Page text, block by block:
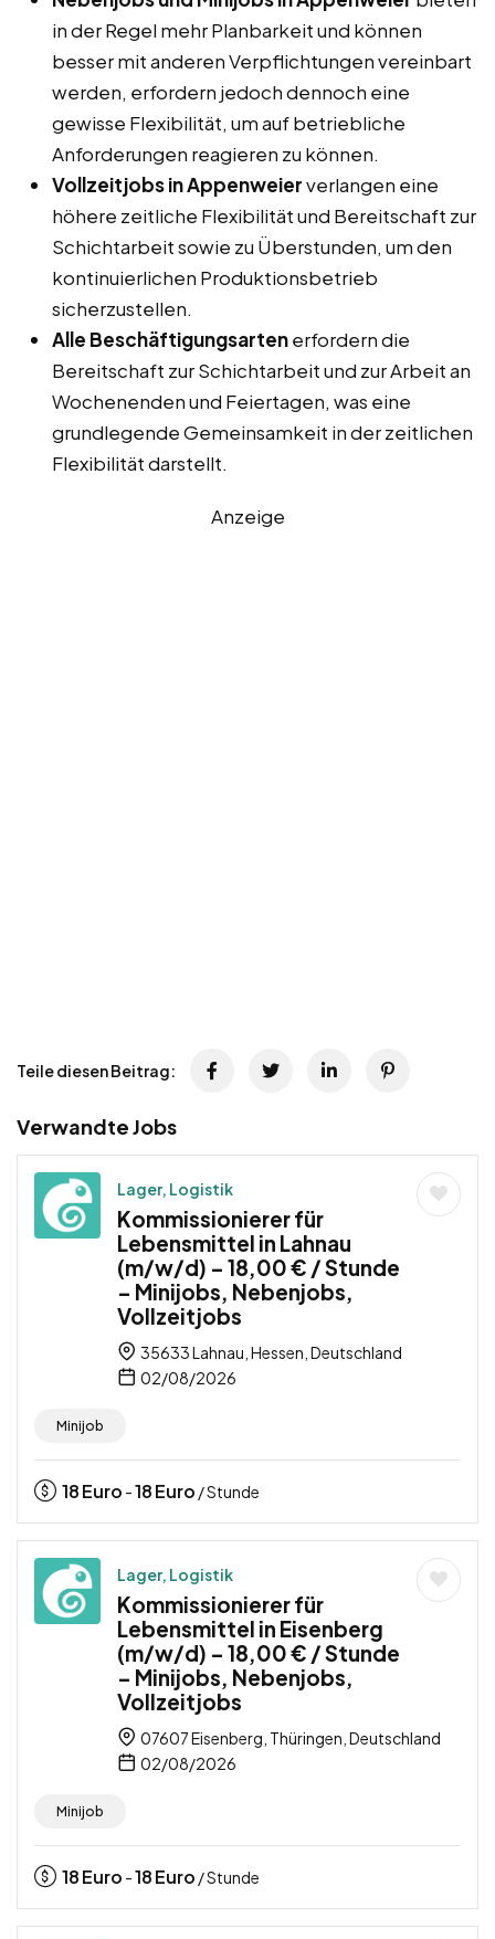
in der Regel mehr Planbarkeit und können
besser mit anderen Verpflichtungen vereinbart
werden, erfordern jedoch dennoch eine
gewisse Flexibilität, um auf betriebliche
Anforderungen reagieren zu können.
Vollzeitjobs in Appenweierverlangen eine
höhere zeitliche Flexibilität und Bereitschaft zur
Schichtarbeit sowie zu Überstunden, um den
kontinuierlichen Produktionsbetrieb
sicherzustellen.
Alle Beschäftigungsartenerfordern die
Bereitschaft zur Schichtarbeit und zur Arbeit an
Wochenenden und Feiertagen, was eine
grundlegende Gemeinsamkeit in der zeitlichen
Flexibilität darstellt.
Anzeige
Teile diesen Beitrag:
Verwandte Jobs
Lager, Logistik
Kommissionierer für
Lebensmittel in Lahnau
(m/w/d) – 18,00 € / Stunde
– Minijobs, Nebenjobs,
Vollzeitjobs
35633 Lahnau, Hessen, Deutschland
02/08/2026
Minijob
18Euro -18Euro / Stunde
Lager, Logistik
Kommissionierer für
Lebensmittel in Eisenberg
(m/w/d) – 18,00 € / Stunde
– Minijobs, Nebenjobs,
Vollzeitjobs
07607 Eisenberg, Thüringen, Deutschland
02/08/2026
Minijob
18Euro -18Euro / Stunde